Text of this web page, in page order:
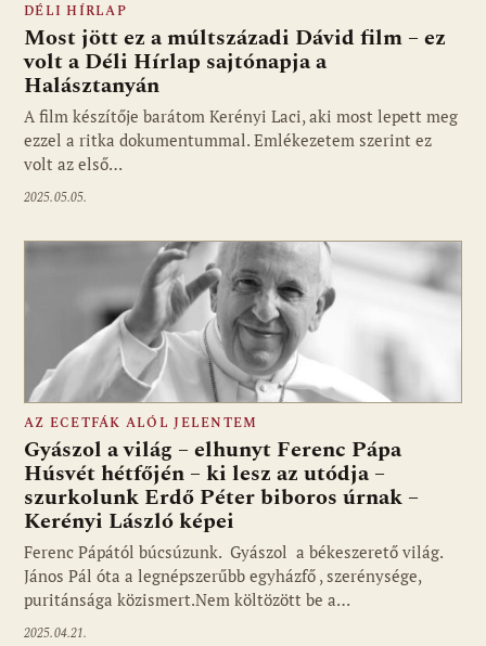
DÉLI HÍRLAP
Most jött ez a múltszázadi Dávid film – ez
volt a Déli Hírlap sajtónapja a
Halásztanyán
A film készítője barátom Kerényi Laci, aki most lepett meg
ezzel a ritka dokumentummal. Emlékezetem szerint ez
volt az első…
2025.05.05.
AZ ECETFÁK ALÓL JELENTEM
Gyászol a világ – elhunyt Ferenc Pápa
Húsvét hétfőjén – ki lesz az utódja –
szurkolunk Erdő Péter biboros úrnak –
Kerényi László képei
Ferenc Pápától búcsúzunk. Gyászol a békeszerető világ.
János Pál óta a legnépszerűbb egyházfő , szerénysége,
puritánsága közismert.Nem költözött be a…
2025.04.21.